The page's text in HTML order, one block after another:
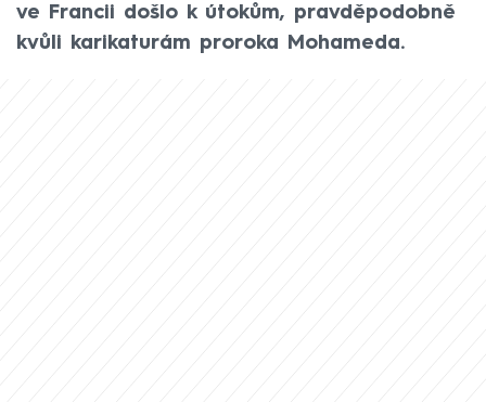
ve Francii došlo k útokům, pravděpodobně
kvůli karikaturám proroka Mohameda.